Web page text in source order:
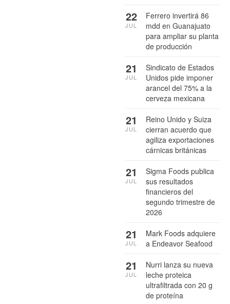
Ferrero invertirá 86
mdd en Guanajuato
para ampliar su planta
de producción
22
JUL
Sindicato de Estados
Unidos pide imponer
arancel del 75% a la
cerveza mexicana
21
JUL
Reino Unido y Suiza
cierran acuerdo que
agiliza exportaciones
cárnicas británicas
21
JUL
Sigma Foods publica
sus resultados
financieros del
segundo trimestre de
2026
21
JUL
Mark Foods adquiere
a Endeavor Seafood
21
JUL
Nurri lanza su nueva
leche proteica
ultrafiltrada con 20 g
de proteína
21
JUL